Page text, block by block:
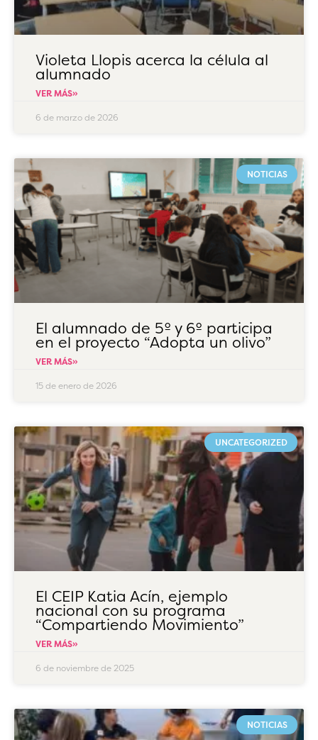
Violeta Llopis acerca la célula al
alumnado
VER MÁS»
6 de marzo de 2026
NOTICIAS
El alumnado de 5º y 6º participa
en el proyecto “Adopta un olivo”
VER MÁS»
15 de enero de 2026
UNCATEGORIZED
El CEIP Katia Acín, ejemplo
nacional con su programa
“Compartiendo Movimiento”
VER MÁS»
6 de noviembre de 2025
NOTICIAS